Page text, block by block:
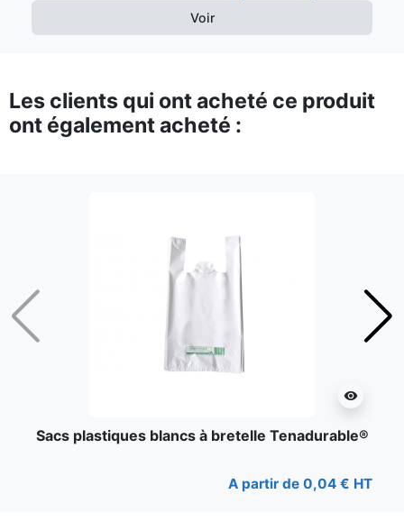
Voir
Les clients qui ont acheté ce produit
ont également acheté :
Précédent
visibility
Sacs plastiques blancs à bretelle Tenadurable®
A partir de 0,04 € HT